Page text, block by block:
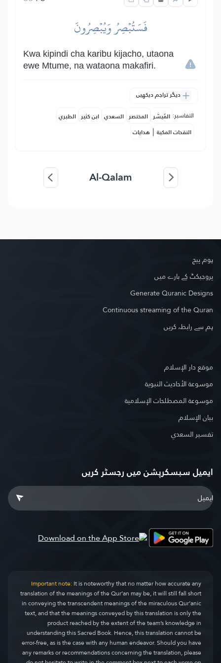
فَسَتُبۡصِرُ وَيُبۡصِرُونَ
Kwa kipindi cha karibu kijacho, utaona
ewe Mtume, na wataona makafiri.
دیگر تراجم دیکھیں
التفاسير: المُيسَّر المختصر السعدي ابن كثير الطبري
النفحات المكية | هدايات
Al-Qalam
ہوم پیج
پروجیکٹ کے بارے میں
Generate Quranic Designs
Continuous streaming of the Quran
ہم سے رابطہ کریں
موقع دار الإسلام
موسوعة الأحاديث النبوية
موسوعة المصطلحات الإسلامية
بيان الإسلام
تفسير السعدي
ایمیل سبسکرپشن میں رجسٹر کریں
Important note:It is noteworthy that no matter how accurate any
translation of the meanings of the Qur’an may be, it will still fall short
in conveying the transcendent meanings of the miraculous Qur’anic
text, and that the meanings conveyed by this translation is only the
product reached by the extent of the team’s knowledge in
understanding this Sacred Book. Hence, this translation cannot be
error-free, as is the case with any human endeavor. Should you have
any remarks or recommendations concerning the translation, please